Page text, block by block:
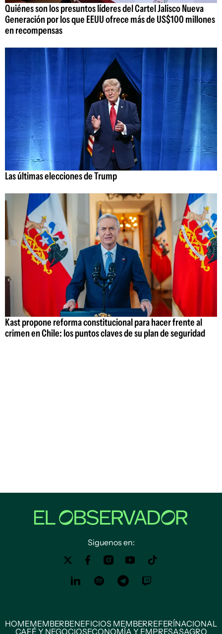
Quiénes son los presuntos líderes del Cartel Jalisco Nueva
Generación por los que EEUU ofrece más de US$100 millones
en recompensas
Las últimas elecciones de Trump
Kast propone reforma constitucional para hacer frente al
crimen en Chile: los puntos claves de su plan de seguridad
Siguenos en:
HOMEMEMBERBENEFICIOS MEMBERREFERÍNACIONAL
CAFÉ Y NEGOCIOSECONOMÍA Y EMPRESASAGRO